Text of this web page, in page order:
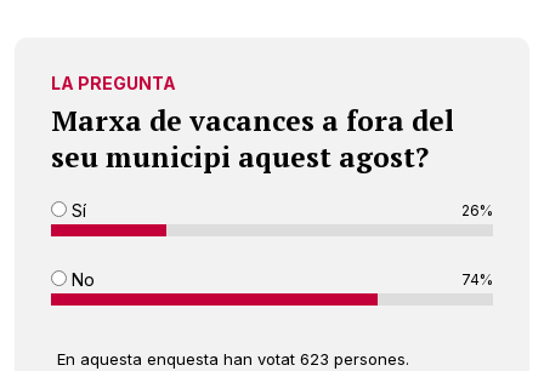
LA PREGUNTA
Marxa de vacances a fora del
seu municipi aquest agost?
Sí 26%
No 74%
En aquesta enquesta han votat 623 persones.